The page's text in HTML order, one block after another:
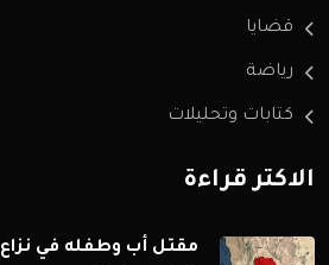
قضايا
رياضة
كتابات وتحليلات
الاكثر قراءة
مقتل أب وطفله في نزاع